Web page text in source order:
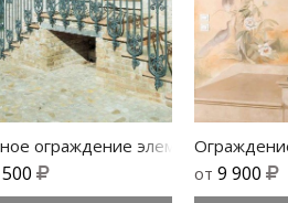
Neri 548
ограждение элемент 509
от 9 900